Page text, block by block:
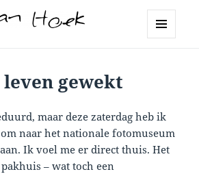
leven gewekt
maar deze zaterdag heb ik
naar het nationale fotomuseum
Ik voel me er direct thuis. Het
– wat toch een